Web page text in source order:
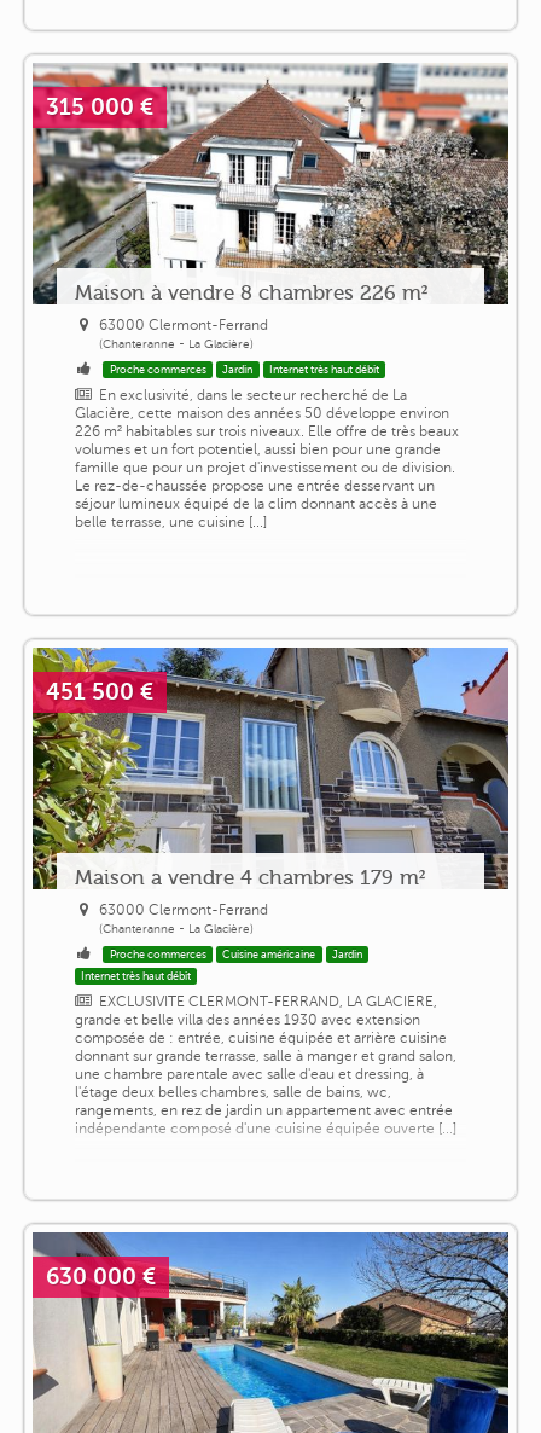
315 000 €
Maison à vendre 8 chambres 226 m²
63000 Clermont-Ferrand
(Chanteranne - La Glacière)
Proche commerces Jardin Internet très haut débit
En exclusivité, dans le secteur recherché de La
Glacière, cette maison des années 50 développe environ
226 m² habitables sur trois niveaux. Elle offre de très beaux
volumes et un fort potentiel, aussi bien pour une grande
famille que pour un projet d'investissement ou de division.
Le rez-de-chaussée propose une entrée desservant un
séjour lumineux équipé de la clim donnant accès à une
belle terrasse, une cuisine [...]
451 500 €
Maison a vendre 4 chambres 179 m²
63000 Clermont-Ferrand
(Chanteranne - La Glacière)
Proche commerces Cuisine américaine
Jardin
Internet très haut débit
EXCLUSIVITE CLERMONT-FERRAND, LA GLACIERE,
grande et belle villa des années 1930 avec extension
composée de : entrée, cuisine équipée et arrière cuisine
donnant sur grande terrasse, salle à manger et grand salon,
une chambre parentale avec salle d'eau et dressing, à
l'étage deux belles chambres, salle de bains, wc,
rangements, en rez de jardin un appartement avec entrée
indépendante composé d'une cuisine équipée ouverte [...]
630 000 €